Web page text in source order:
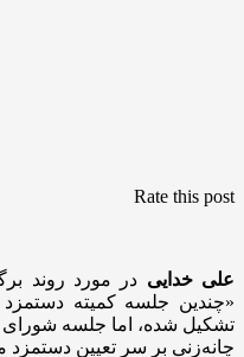
Rate this post
علی خدایی در مورد روند
«چندین جلسه کمیته
تشکیل شده، اما جلسه
چانه‌زنی بر سر تعیین